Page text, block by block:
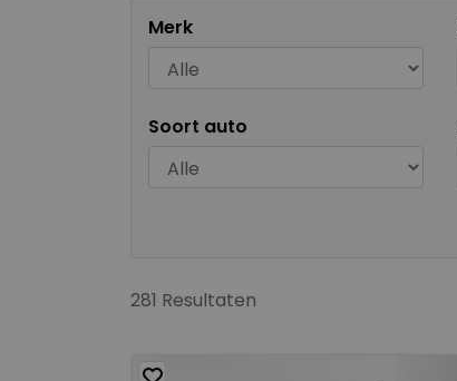
Merk
Soort auto
281 Resultaten